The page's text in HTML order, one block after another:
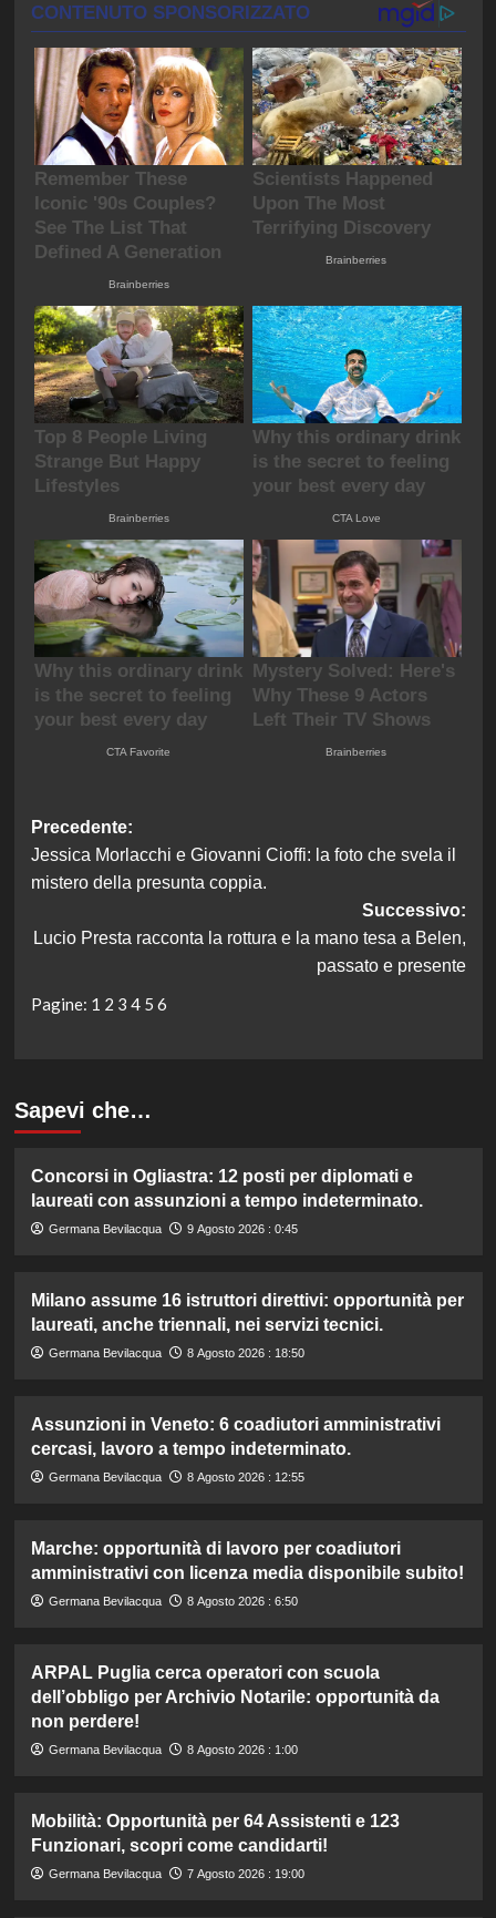
Navigazione
articolo
Precedente:
Jessica Morlacchi e Giovanni Cioffi: la foto che svela il
mistero della presunta coppia.
Successivo:
Lucio Presta racconta la rottura e la mano tesa a Belen,
passato e presente
Pagine: 1 2 3 4 5 6
Sapevi che…
Concorsi in Ogliastra: 12 posti per diplomati e
laureati con assunzioni a tempo indeterminato.
Germana Bevilacqua 9 Agosto 2026 : 0:45
Milano assume 16 istruttori direttivi: opportunità per
laureati, anche triennali, nei servizi tecnici.
Germana Bevilacqua 8 Agosto 2026 : 18:50
Assunzioni in Veneto: 6 coadiutori amministrativi
cercasi, lavoro a tempo indeterminato.
Germana Bevilacqua 8 Agosto 2026 : 12:55
Marche: opportunità di lavoro per coadiutori
amministrativi con licenza media disponibile subito!
Germana Bevilacqua 8 Agosto 2026 : 6:50
ARPAL Puglia cerca operatori con scuola
dell’obbligo per Archivio Notarile: opportunità da
non perdere!
Germana Bevilacqua 8 Agosto 2026 : 1:00
Mobilità: Opportunità per 64 Assistenti e 123
Funzionari, scopri come candidarti!
Germana Bevilacqua 7 Agosto 2026 : 19:00